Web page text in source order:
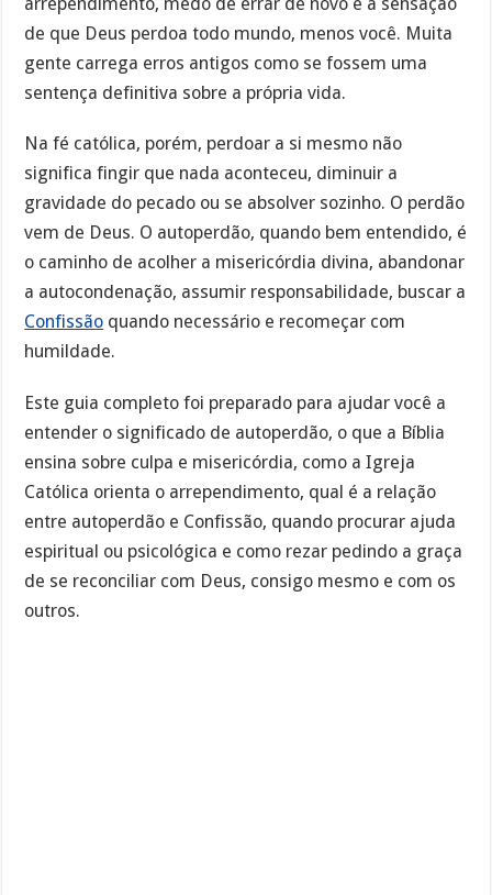
de que Deus perdoa todo mundo, menos você. Muita
gente carrega erros antigos como se fossem uma
sentença definitiva sobre a própria vida.
Na fé católica, porém, perdoar a si mesmo não
significa fingir que nada aconteceu, diminuir a
gravidade do pecado ou se absolver sozinho. O perdão
vem de Deus. O autoperdão, quando bem entendido, é
o caminho de acolher a misericórdia divina, abandonar
a autocondenação, assumir responsabilidade, buscar a
Confissão quando necessário e recomeçar com
humildade.
Este guia completo foi preparado para ajudar você a
entender o significado de autoperdão, o que a Bíblia
ensina sobre culpa e misericórdia, como a Igreja
Católica orienta o arrependimento, qual é a relação
entre autoperdão e Confissão, quando procurar ajuda
espiritual ou psicológica e como rezar pedindo a graça
de se reconciliar com Deus, consigo mesmo e com os
outros.